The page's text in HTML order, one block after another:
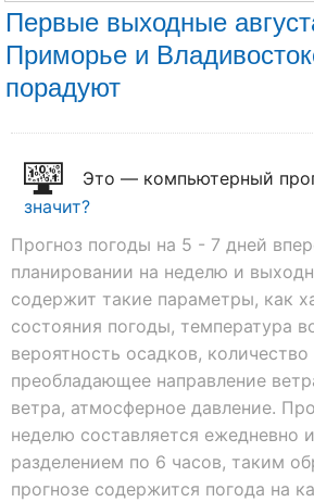
Первые выходные
Приморье и
порадуют
Это — компьютерный
значит?
Прогноз погоды на 5 - 7 дней
планировании на неделю и
содержит такие параметры, как
состояния погоды, температура
вероятность осадков, количество
преобладающее направление
ветра, атмосферное давление.
неделю составляется ежедневно
разделением по 6 часов, таким
прогнозе содержится погода на